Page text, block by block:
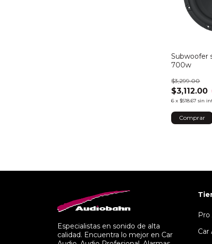
Subwoofer
700w
$3,112.00
$3,299.00
6 x $518.67 sin
Especialistas en sonido de alta
calidad. Encuentra lo mejor en Car
Pro
Car